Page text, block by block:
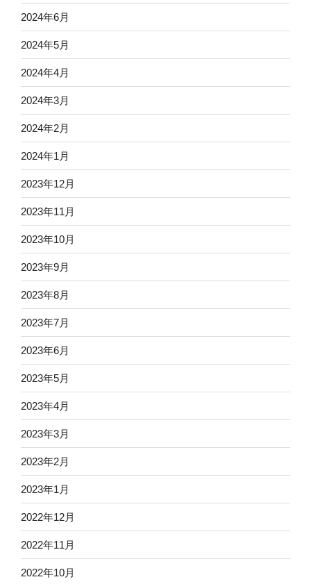
2024年6月
2024年5月
2024年4月
2024年3月
2024年2月
2024年1月
2023年12月
2023年11月
2023年10月
2023年9月
2023年8月
2023年7月
2023年6月
2023年5月
2023年4月
2023年3月
2023年2月
2023年1月
2022年12月
2022年11月
2022年10月